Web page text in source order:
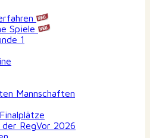
Spiele
1
Mannschaften
RegVor 2026